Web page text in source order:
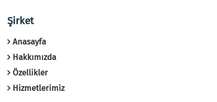
Şirket
Anasayfa
Hakkımızda
Özellikler
Hizmetlerimiz